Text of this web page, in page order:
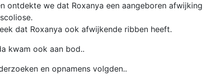
ontdekte we dat Roxanya een aangeboren
dat Roxanya ook afwijkende ribben heeft.
kwam ook aan bod..
en opnamens volgden..